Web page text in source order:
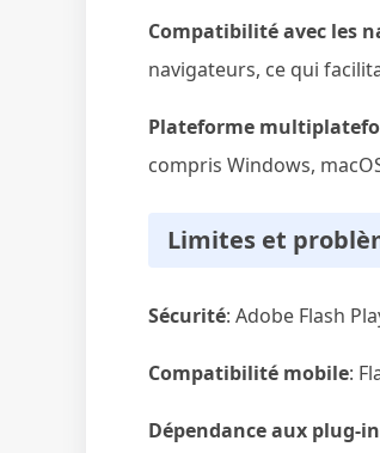
Compatibilité avec les
navigateurs, ce qui
Plateforme
compris Windows,
Limites et
Sécurité: Adobe Flash
Compatibilité mobile:
Dépendance aux plug-